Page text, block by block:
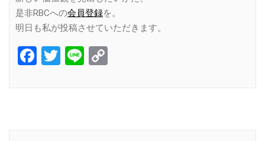
是非RBCへの会員登録を。
明日も私が投稿させていただきます。
Facebook
Twitter
Line